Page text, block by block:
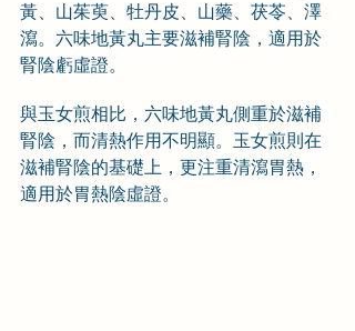
黃、山茱萸、牡丹皮、山藥、茯苓、澤
瀉。六味地黃丸主要滋補腎陰，適用於
腎陰虧虛證。
與玉女煎相比，六味地黃丸側重於滋補
腎陰，而清熱作用不明顯。玉女煎則在
滋補腎陰的基礎上，更注重清瀉胃熱，
適用於胃熱陰虛證。